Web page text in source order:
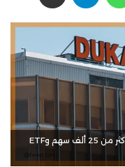
Dukascopy تفتح أبواب الأسواق العالمية: أكثر من 25 ألف سهم وETF